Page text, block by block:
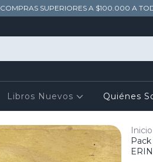
SUPERIORES A $100.000 A
Libros Nuevos Quiénes
Inicio